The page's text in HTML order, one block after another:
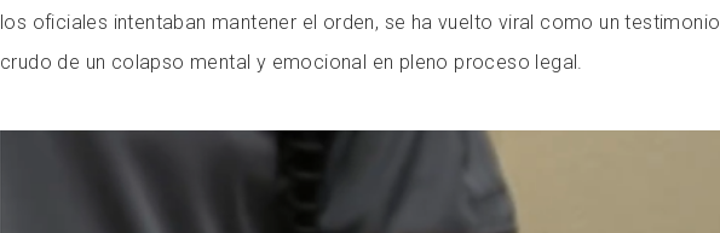
los oficiales intentaban mantener el orden, se ha vuelto viral como un testimonio
crudo de un colapso mental y emocional en pleno proceso legal.